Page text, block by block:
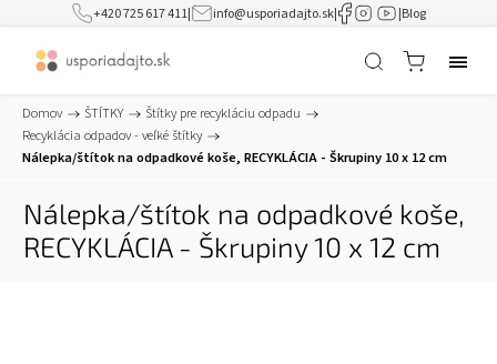
+420 725 617 411| info@usporiadajto.sk| |Blog
Domov / ŠTÍTKY / Štítky pre recykláciu odpadu /
Recyklácia odpadov - veľké štítky /
Nálepka/štítok na odpadkové koše, RECYKLÁCIA - Škrupiny 10 x 12 cm
Nálepka/štítok na odpadkové koše,
RECYKLÁCIA - Škrupiny 10 x 12 cm